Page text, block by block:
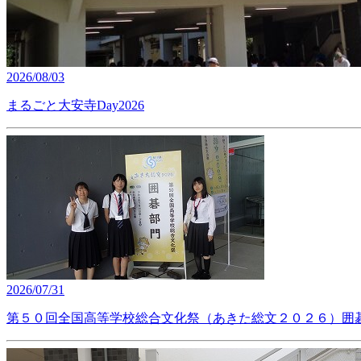
2026/08/03
まるごと大安寺Day2026
2026/07/31
第５０回全国高等学校総合文化祭（あきた総文２０２６）囲